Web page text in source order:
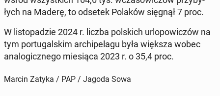
łych na Maderę, to odsetek Polaków sięgnął 7 proc.
W li­sto­pa­dzie 2024 r. liczba pol­skich urlo­po­wi­czów na
tym por­tu­gal­skim ar­chi­pe­la­gu była większa wobec
ana­lo­gicz­ne­go mie­sią­ca 2023 r. o 35,4 proc.
Marcin Zatyka / PAP / Jagoda Sowa